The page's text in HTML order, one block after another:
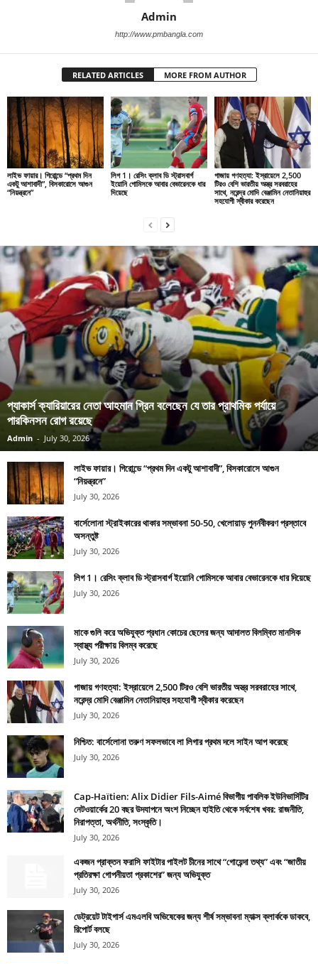
Admin
http://www.pmbangla.com
RELATED ARTICLES MORE FROM AUTHOR
লাইভ ফায়ার। গিরোন্ডে “প্রথম দিন
একটু আশাবাদী”, বিসকারোসে আগুন
“নিয়ন্ত্রনে”
লিগ 1। রেসিং ক্লাব ডি স্ট্রাসবার্গ
ইয়োনি গোমিসকে আবার বেভারেনকে ধার
দিয়েছে
গাজায় গণহত্যা: ইস্রায়েলে 2,500
টিরও বেশি ভারতীয় অস্ত্র সরবরাহের
সাথে, নরেন্দ্র মোদি বেঞ্জামিন নেতানিয়াহুর
সহযোগী স্বীকার করেছেন
প্যাকার্স ক্যারিয়ারের নেতা আহমান গ্রিন বলেছেন যে তার প্রাথমিক পর্যায়ে
পারকিনসন রোগ রয়েছে
Admin - July 30, 2026
লাইভ ফায়ার। গিরোন্ডে “প্রথম দিন একটু আশাবাদী”, বিসকারোসে আগুন
“নিয়ন্ত্রনে”
July 30, 2026
বার্সেলোনা স্ট্রাইকারের থাকার সম্ভাবনা 50-50, খেলোয়াড় পুনর্নবীকরণ প্রস্তাবে
অসন্তুষ্ট
July 30, 2026
লিগ 1। রেসিং ক্লাব ডি স্ট্রাসবার্গ ইয়োনি গোমিসকে আবার বেভারেনকে ধার দিয়েছে
July 30, 2026
মাকে গুলি করে অভিযুক্ত প্রধান কোচের ছেলের জন্য আদালত বিলম্বিত মানসিক
স্বাস্থ্য পরীক্ষায় বিলম্ব করেছে
July 30, 2026
গাজায় গণহত্যা: ইস্রায়েলে 2,500 টিরও বেশি ভারতীয় অস্ত্র সরবরাহের সাথে,
নরেন্দ্র মোদি বেঞ্জামিন নেতানিয়াহুর সহযোগী স্বীকার করেছেন
July 30, 2026
নিশ্চিত: বার্সেলোনা তরুণ সফলভাবে লা লিগার প্রথম দলে সাইন আপ করেছে
July 30, 2026
Cap-Haïtien: Alix Didier Fils-Aimé বিভাগীয় পাবলিক ইউনিভার্সিটির
নেটওয়ার্কের 20 বছর উদযাপনে অংশ নিচ্ছেন হাইতি থেকে সর্বশেষ খবর: রাজনীতি,
নিরাপত্তা, অর্থনীতি, সংস্কৃতি।
July 30, 2026
একজন প্রাক্তন ফরাসি ফাইটার পাইলট চীনের সাথে “গোয়েন্দা তথ্য” এবং “জাতীয়
প্রতিরক্ষা গোপনীয়তা প্রকাশের” জন্য অভিযুক্ত
July 30, 2026
ডেট্রয়েট টাইগার্স এমএলবি অভিষেকের জন্য শীর্ষ সম্ভাবনা ম্যাক্স ক্লার্ককে ডাকবে,
রিপোর্ট বলছে
July 30, 2026